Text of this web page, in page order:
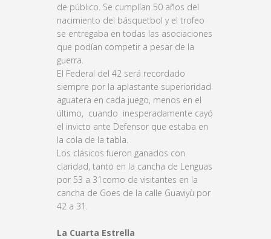
de público. Se cumplían 50 años del
nacimiento del básquetbol y el trofeo
se entregaba en todas las asociaciones
que podían competir a pesar de la
guerra.
El Federal del 42 será recordado
siempre por la aplastante superioridad
aguatera en cada juego, menos en el
último, cuando inesperadamente cayó
el invicto ante Defensor que estaba en
la cola de la tabla.
Los clásicos fueron ganados con
claridad, tanto en la cancha de Lenguas
por 53 a 31como de visitantes en la
cancha de Goes de la calle Guaviyù por
42 a 31.
La Cuarta Estrella